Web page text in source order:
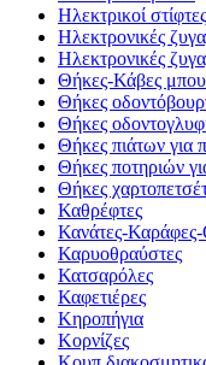
Ηλεκτρικοί στίφτες
Ηλεκτρονικές
Ηλεκτρονικές
Θήκες-Κάβες
Θήκες
Θήκες
Θήκες πιάτων για
Θήκες ποτηριών
Θήκες
Καθρέφτες
Κανάτες-
Καρυοθραύστες
Κατσαρόλες
Καφετιέρες
Κηροπήγια
Κορνίζες